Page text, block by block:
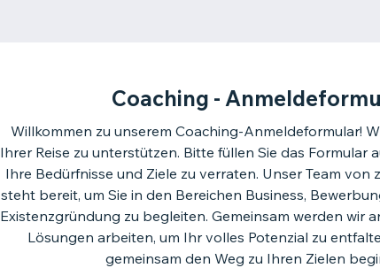
Coaching -
Willkommen zu unserem Coaching-Anmeldeformular!
Ihrer Reise zu unterstützen. Bitte füllen Sie das Formular
Ihre Bedürfnisse und Ziele zu verraten. Unser Team von
steht bereit, um Sie in den Bereichen Business,
Existenzgründung zu begleiten. Gemeinsam werden wir
Lösungen arbeiten, um Ihr volles Potenzial zu
gemeinsam den Weg zu Ihren Zielen